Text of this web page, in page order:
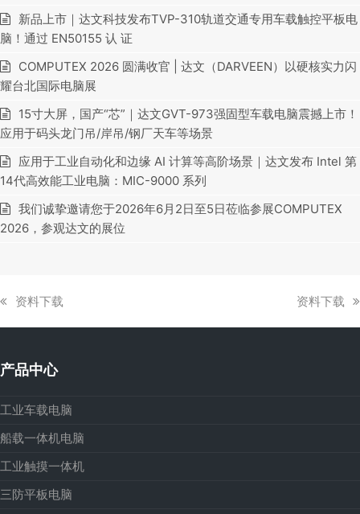
新品上市｜达文科技发布TVP-310轨道交通专用车载触控平板电
脑！通过 EN50155 认 证
COMPUTEX 2026 圆满收官 | 达文（DARVEEN）以硬核实力闪
耀台北国际电脑展
15寸大屏，国产“芯”｜达文GVT-973强固型车载电脑震撼上市！
应用于码头龙门吊/岸吊/钢厂天车等场景
应用于工业自动化和边缘 AI 计算等高阶场景｜达文发布 Intel 第
14代高效能工业电脑：MIC-9000 系列
我们诚挚邀请您于2026年6月2日至5日莅临参展COMPUTEX
2026，参观达文的展位
上
章:
资料下载
下
资料下载
产品中心
工业车载电脑
船载一体机电脑
工业触摸一体机
三防平板电脑